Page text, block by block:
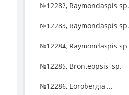
№12282, Raymondaspis sp.
№12283, Raymondaspis sp.
№12284, Raymondaspis sp.
№12285, Bronteopsis' sp.
№12286, Eorobergia ...